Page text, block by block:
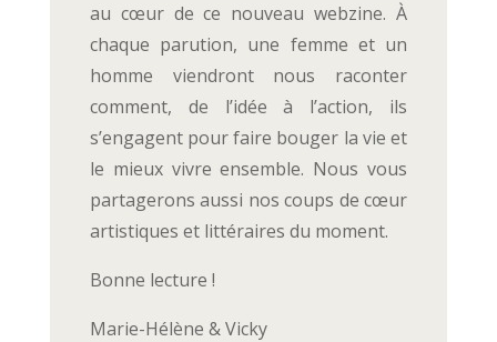
au cœur de ce nouveau webzine. À
chaque parution, une femme et un
homme viendront nous raconter
comment, de l’idée à l’action, ils
s’engagent pour faire bouger la vie et
le mieux vivre ensemble. Nous vous
partagerons aussi nos coups de cœur
artistiques et littéraires du moment.
Bonne lecture !
Marie-Hélène & Vicky